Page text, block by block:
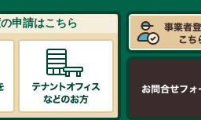
申請はこちら